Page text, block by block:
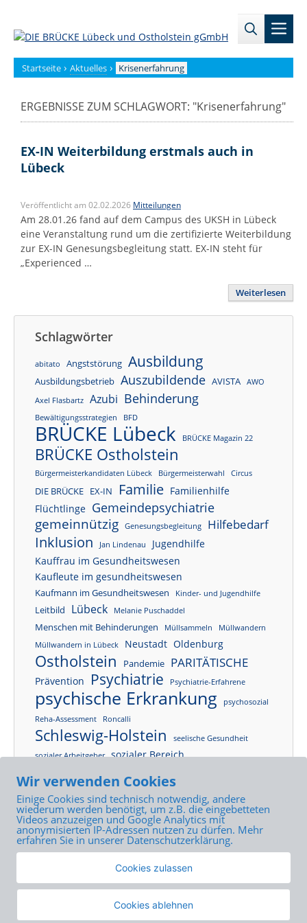
springen
→
Zur
Zum
Startseite › Aktuelles › Krisenerfahrung
ERGEBNISSE ZUM SCHLAGWORT: "Krisenerfahrung"
EX-IN Weiterbildung erstmals auch in
Lübeck
Veröffentlicht am 02.02.2026 Mitteilungen
Am 28.01.26 fand auf dem Campus des UKSH in Lübeck
eine Veranstaltung rund um die zertifizierte Weiterbildung
zur EX-IN Genesungsbegleitung statt. EX-IN steht für
„Experienced …
Weiterlesen
Schlagwörter
abitato Angststörung Ausbildung
Ausbildungsbetrieb Auszubildende AVISTA
AWO
Axel Flasbartz
Azubi Behinderung
Bewältigungsstrategien BFD
BRÜCKE Lübeck BRÜCKE Magazin 22
BRÜCKE Ostholstein
Bürgermeisterkandidaten Lübeck Bürgermeisterwahl Circus
DIE BRÜCKE EX-IN Familie Familienhilfe
Flüchtlinge Gemeindepsychiatrie
gemeinnützig Genesungsbegleitung Hilfebedarf
Inklusion Jan Lindenau
Jugendhilfe
Kauffrau im Gesundheitswesen
Kaufleute im gesundheitswesen
Kaufmann im Gesundheitswesen Kinder- und Jugendhilfe
Leitbild Lübeck Melanie Puschaddel
Menschen mit Behinderungen Müllsammeln
Müllwandern
Müllwandern in Lübeck
Neustadt Oldenburg
Ostholstein Pandemie PARITÄTISCHE
Prävention Psychiatrie Psychiatrie-Erfahrene
psychische Erkrankung
psychosozial
Reha-Assessment
Roncalli
Schleswig-Holstein
seelische Gesundheit
sozialer Arbeitgeber
sozialer Bereich
Tagesstruktur Tagesstätte
Tageszentrum Tageszentrum Lübeck
Teilhabe
therapeutische Angebote
Wir verwenden Cookies
Einige Cookies sind technisch notwendig, andere
wiederum werden benötigt, um z.B. die eingebetteten
Videos anzuzeigen und Google Analytics mit
anonymisierten IP-Adressen nutzen zu dürfen. Mehr
erfahren Sie in unserer Datenschutzerklärung.
Cookies zulassen
Cookies ablehnen